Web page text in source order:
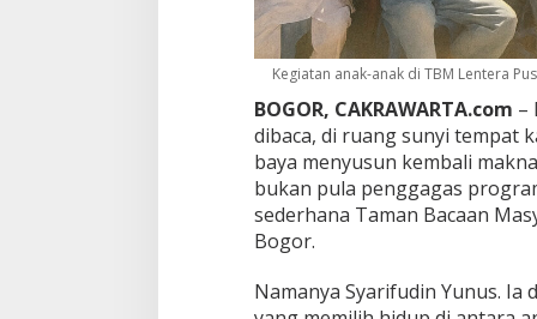
T
a
k
P
r
n
a
h
e
o
m
Kegiatan anak-anak di TBM Lentera
BOGOR, CAKRAWARTA.com –
dibaca, di ruang sunyi tempat
baya menyusun kembali
bukan pula penggagas
sederhana Taman Bacaan
Bogor.
Namanya Syarifudin Yunus.